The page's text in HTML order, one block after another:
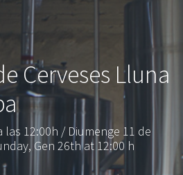
Cerveses Lluna
12:00h / Diumenge 11 de
Gen 26th at 12:00 h